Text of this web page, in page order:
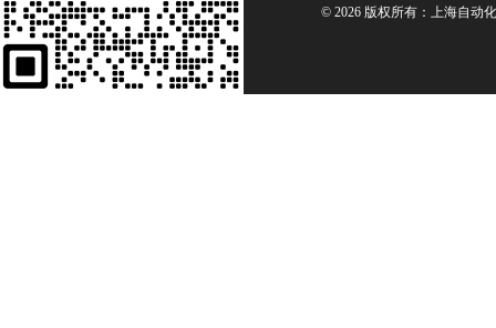
© 2026 版权所有：上海自动